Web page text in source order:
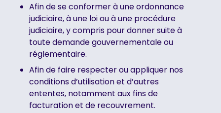
Afin de se conformer à une ordonnance
judiciaire, à une loi ou à une procédure
judiciaire, y compris pour donner suite à
toute demande gouvernementale ou
réglementaire.
Afin de faire respecter ou appliquer nos
conditions d’utilisation et d’autres
ententes, notamment aux fins de
facturation et de recouvrement.